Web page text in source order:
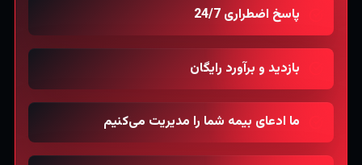
پاسخ اضطراری 24/7
بازدید و برآورد رایگان
ما ادعای بیمه شما را مدیریت می‌کنیم